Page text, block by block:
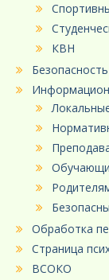
КВН
Безопасность
Обработка
Страница
ВСОКО